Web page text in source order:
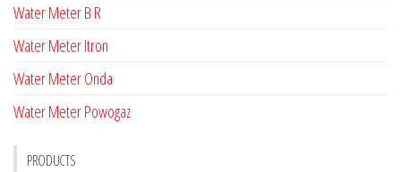
Water Meter B R
Water Meter Itron
Water Meter Onda
Water Meter Powogaz
PRODUCTS